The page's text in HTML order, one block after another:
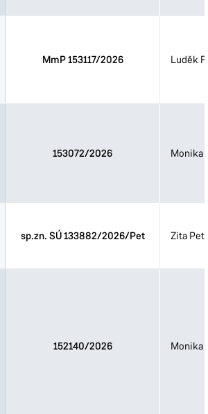
MmP 153117/2026 Luděk
153072/2026 Monika
sp.zn. SÚ 133882/2026/Pet Zita
152140/2026 Monika